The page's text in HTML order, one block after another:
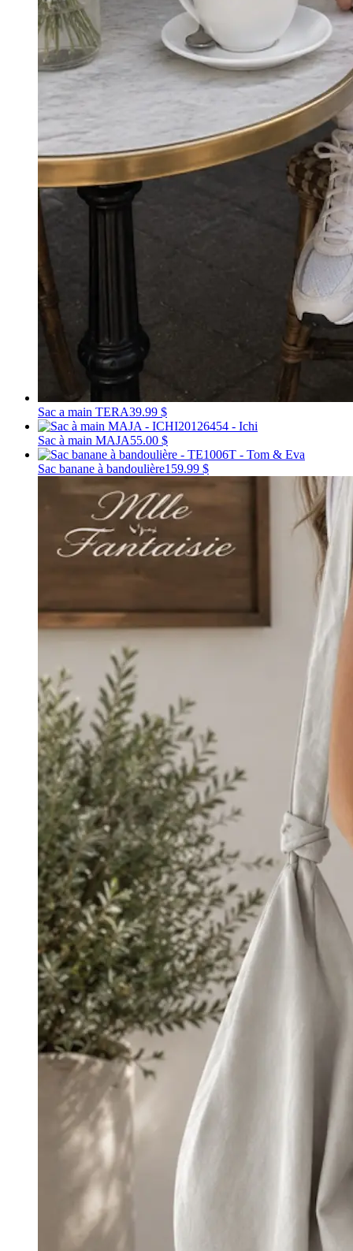
Sac a main TERA39.99 $
Sac à main MAJA55.00 $
Sac banane à bandoulière159.99 $